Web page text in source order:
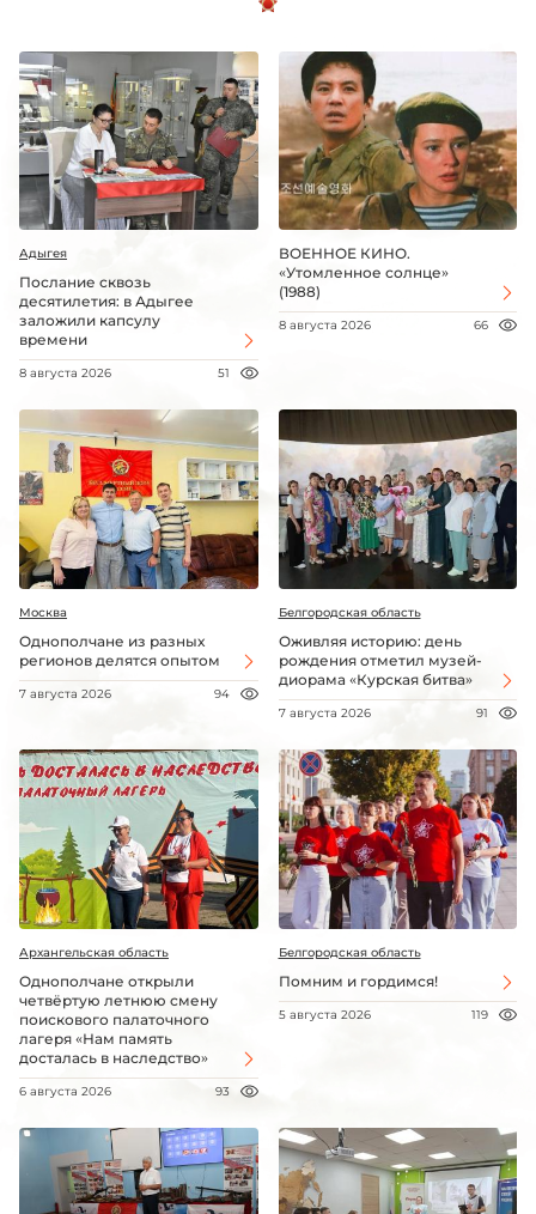
Адыгея
Послание сквозь
десятилетия: в Адыгее
заложили капсулу
времени
8 августа 2026 51
ВОЕННОЕ КИНО.
«Утомленное солнце»
(1988)
8 августа 2026 66
Москва
Однополчане из разных
регионов делятся опытом
7 августа 2026 94
Белгородская область
Оживляя историю: день
рождения отметил музей-
диорама «Курская битва»
7 августа 2026 91
Архангельская область
Однополчане открыли
четвёртую летнюю смену
поискового палаточного
лагеря «Нам память
досталась в наследство»
6 августа 2026 93
Белгородская область
Помним и гордимся!
5 августа 2026 119